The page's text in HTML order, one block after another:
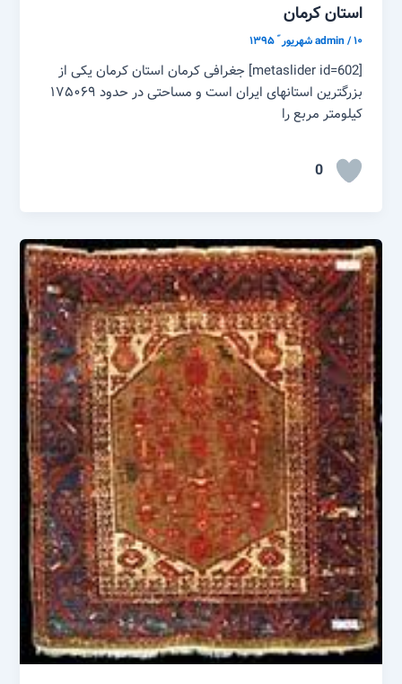
استان کرمان
admin/۱۰ شهریور ّ ۱۳۹۵
[metaslider id=602] جغرافی کرمان استان کرمان یکی از
بزرگترین استانهای ایران است و مساحتی در حدود ۱۷۵۰۶۹
کیلومتر مربع را
0